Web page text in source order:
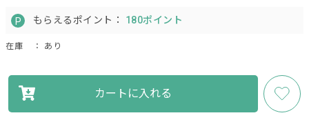
もらえるポイント： 180ポイント
在庫 ： あり
カートに入れる